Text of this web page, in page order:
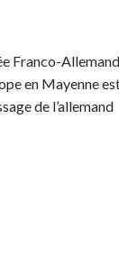
Franco-
en Mayenne
de l’allemand